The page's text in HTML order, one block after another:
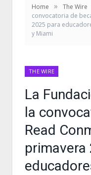
Home » The Wire
convocatoria de
2025 para
y Miami
THE WIRE
La
la
Read
primavera